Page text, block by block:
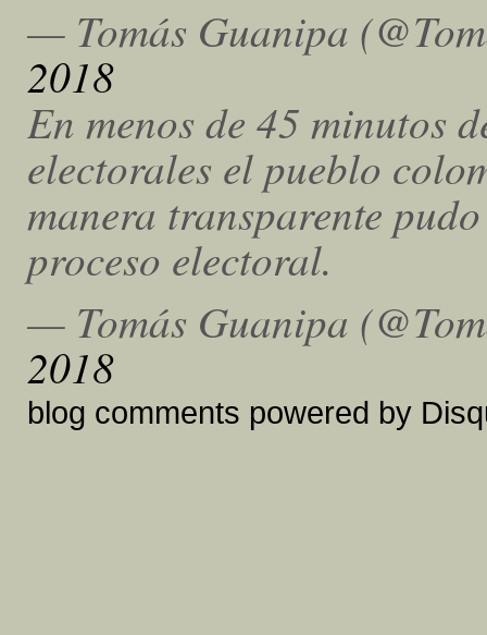
— Tomás Guanipa
2018
En menos de 45 minutos
electorales el pueblo
manera transparente
proceso electoral.
— Tomás Guanipa
2018
blog comments powered by